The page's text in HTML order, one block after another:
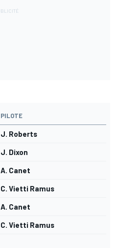
PILOTE
J. Roberts
J. Dixon
A. Canet
C. Vietti Ramus
A. Canet
C. Vietti Ramus